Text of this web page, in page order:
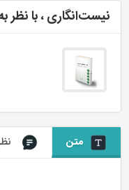
نیست‌انگاری ، با
متن